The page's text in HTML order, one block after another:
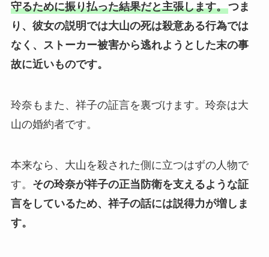
守るために振り払った結果だと主張します。つま
り、彼女の説明では大山の死は殺意ある行為では
なく、ストーカー被害から逃れようとした末の事
故に近いものです。
玲奈もまた、祥子の証言を裏づけます。玲奈は大
山の婚約者です。
本来なら、大山を殺された側に立つはずの人物で
す。 その玲奈が祥子の正当防衛を支えるような証
言をしているため、祥子の話には説得力が増しま
す。